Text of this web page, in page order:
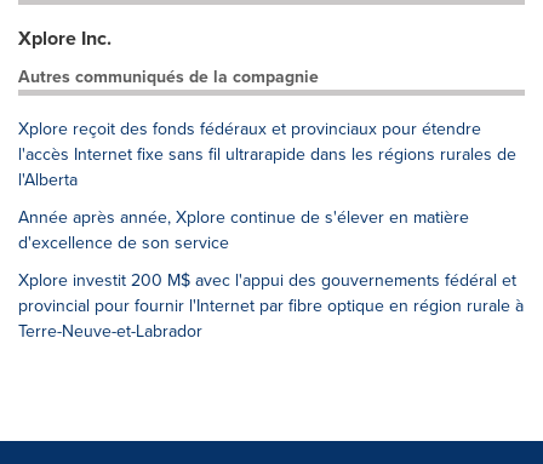
Xplore Inc.
Autres communiqués de la compagnie
Xplore reçoit des fonds fédéraux et provinciaux pour étendre
l'accès Internet fixe sans fil ultrarapide dans les régions rurales de
l'Alberta
Année après année, Xplore continue de s'élever en matière
d'excellence de son service
Xplore investit 200 M$ avec l'appui des gouvernements fédéral et
provincial pour fournir l'Internet par fibre optique en région rurale à
Terre-Neuve-et-Labrador